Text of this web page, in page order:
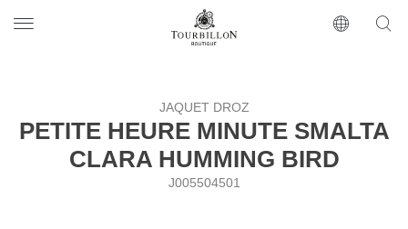
https://www.tourbillon.com/index.php/ru
JAQUET DROZ
PETITE HEURE MINUTE SMALTA
CLARA HUMMING BIRD
J005504501